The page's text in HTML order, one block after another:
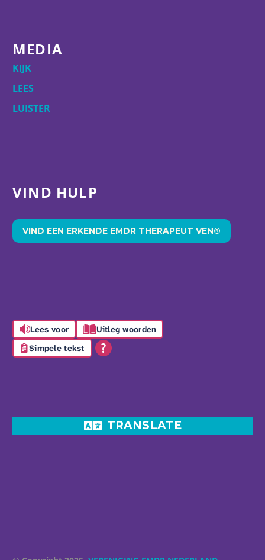
MEDIA
KIJK
LEES
LUISTER
VIND HULP
VIND EEN ERKENDE EMDR THERAPEUT VEN®
Lees voor
Uitleg woorden
Simpele tekst
TRANSLATE